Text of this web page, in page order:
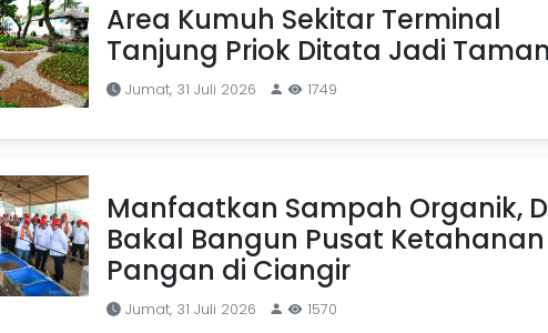
Area Kumuh Sekitar Terminal
Tanjung Priok Ditata Jadi Taman
Jumat, 31 Juli 2026 1749
Manfaatkan Sampah Organik,
Bakal Bangun Pusat Ketahanan
Pangan di Ciangir
Jumat, 31 Juli 2026 1570